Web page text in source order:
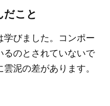
だこと
学びました。コンポー
るのとされていないで
泥の差があります。